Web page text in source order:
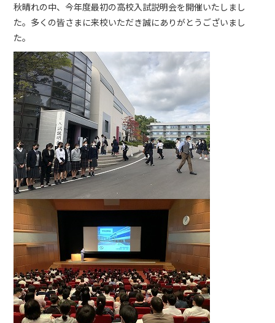
秋晴れの中、今年度最初の高校入試説明会を開催いたしまし
た。多くの皆さまに来校いただき誠にありがとうございまし
た。